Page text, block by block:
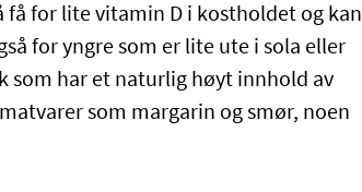
for lite vitamin D i kostholdet og kan
for yngre som er lite ute i sola eller
som har et naturlig høyt innhold av
som margarin og smør, noen